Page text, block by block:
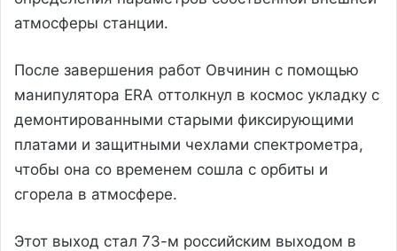
атмосферы станции.
После завершения работ Овчинин с помощью
манипулятора ERA оттолкнул в космос укладку с
демонтированными старыми фиксирующими
платами и защитными чехлами спектрометра,
чтобы она со временем сошла с орбиты и
сгорела в атмосфере.
Этот выход стал 73-м российским выходом в